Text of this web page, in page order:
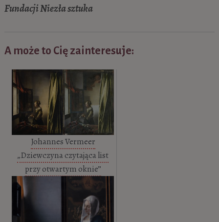
Fundacji Niezła sztuka
A może to Cię zainteresuje:
Johannes Vermeer
„Dziewczyna czytająca list
przy otwartym oknie”